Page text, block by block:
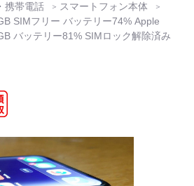
携帯電話
スマートフォン本体
SIMフリー バッテリー74% Apple
バッテリー81% SIMロック解除済み